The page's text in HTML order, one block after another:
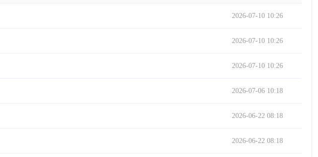
2026-07-10 10:26
2026-07-10 10:26
2026-07-10 10:26
2026-07-06 10:18
2026-06-22 08:18
2026-06-22 08:18